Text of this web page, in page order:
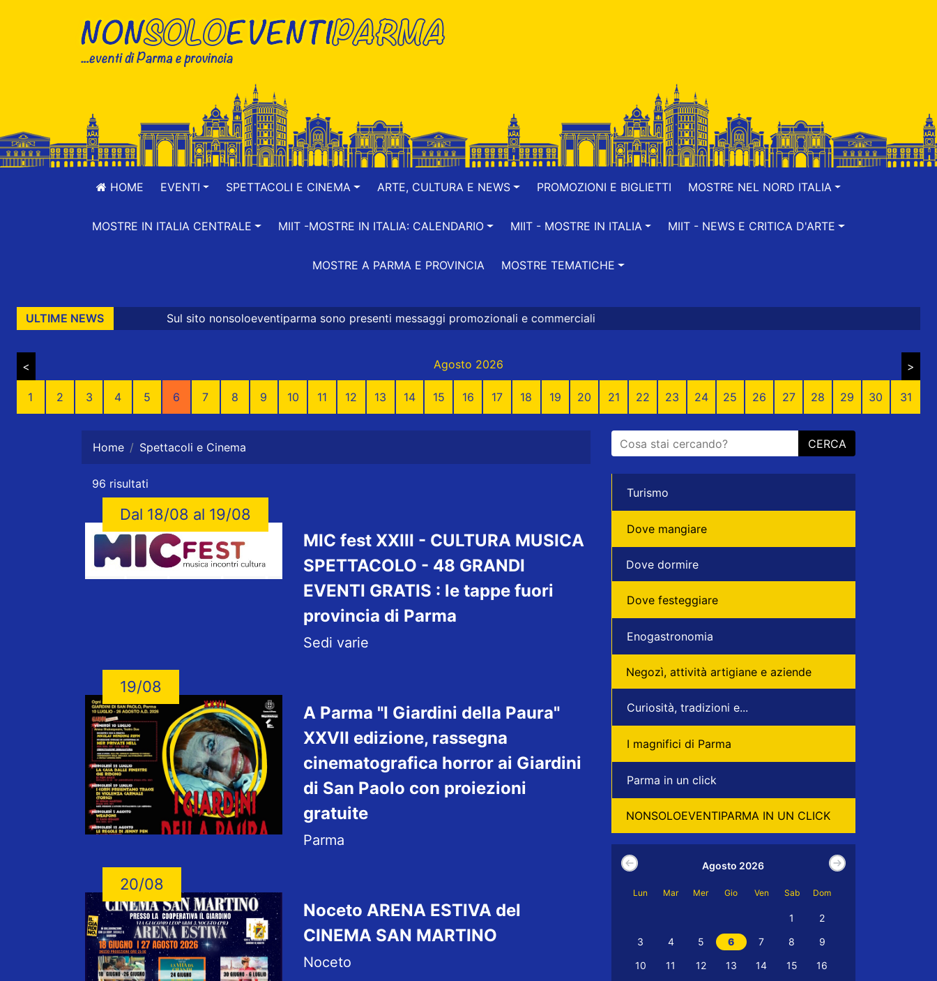
HOME EVENTI SPETTACOLI E CINEMA ARTE, CULTURA E NEWS PROMOZIONI E BIGLIETTI MOSTRE NEL NORD ITALIA
MOSTRE IN ITALIA CENTRALE MIIT -MOSTRE IN ITALIA: CALENDARIO MIIT - MOSTRE IN ITALIA MIIT - NEWS E CRITICA D'ARTE
MOSTRE A PARMA E PROVINCIA MOSTRE TEMATICHE
ULTIME NEWS
Sul sito nonsoloeventiparma sono presenti messaggi promozionali e commerciali
< Agosto 2026 >
1 2 3 4 5 6 7 8 9 10 11 12 13 14 15 16 17 18 19 20 21 22 23 24 25 26 27 28 29 30 31
Home Spettacoli e Cinema
96 risultati
Dal 18/08 al 19/08
MIC fest XXIII - CULTURA MUSICA
SPETTACOLO - 48 GRANDI
EVENTI GRATIS : le tappe fuori
provincia di Parma
Sedi varie
19/08
A Parma "I Giardini della Paura"
XXVII edizione, rassegna
cinematografica horror ai Giardini
di San Paolo con proiezioni
gratuite
Parma
20/08
Noceto ARENA ESTIVA del
CINEMA SAN MARTINO
Noceto
CERCA
Turismo
Dove mangiare
Dove dormire
Dove festeggiare
Enogastronomia
Negozì, attività artigiane e aziende
Curiosità, tradizioni e...
I magnifici di Parma
Parma in un click
NONSOLOEVENTIPARMA IN UN CLICK
Agosto 2026
Lun Mar Mer Gio Ven Sab Dom
1
2
3
4 5 6 7 8
9
10
11 12 13 14 15
16